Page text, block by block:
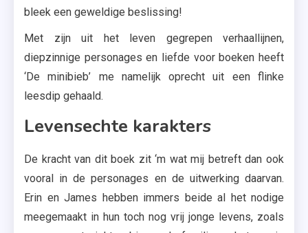
bleek een geweldige beslissing!
Met zijn uit het leven gegrepen verhaallijnen,
diepzinnige personages en liefde voor boeken heeft
‘De minibieb’ me namelijk oprecht uit een flinke
leesdip gehaald.
Levensechte karakters
De kracht van dit boek zit ‘m wat mij betreft dan ook
vooral in de personages en de uitwerking daarvan.
Erin en James hebben immers beide al het nodige
meegemaakt in hun toch nog vrij jonge levens, zoals